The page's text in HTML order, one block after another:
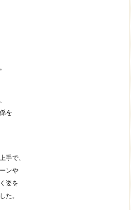
を
手で、
ンや
姿を
た。